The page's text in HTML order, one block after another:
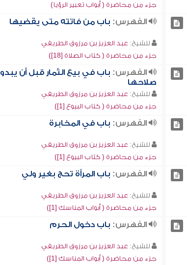
جزء من محاضرة ( أبواب تعبير الرؤيا)
الفهرس: باب من فاتته متى يقضيها
للشيخ: عبد العزيز بن مرزوق الطريفي
جزء من محاضرة ( كتاب الصلاة [18])
الفهرس: باب في بيع الثمار قبل أن يبدو
صلاحها
للشيخ: عبد العزيز بن مرزوق الطريفي
جزء من محاضرة ( كتاب البيوع [1])
الفهرس: باب في المخابرة
للشيخ: عبد العزيز بن مرزوق الطريفي
جزء من محاضرة ( كتاب البيوع [1])
الفهرس: باب المرأة تحج بغير ولي
للشيخ: عبد العزيز بن مرزوق الطريفي
جزء من محاضرة ( أبواب المناسك [1])
الفهرس: باب دخول الحرم
للشيخ: عبد العزيز بن مرزوق الطريفي
جزء من محاضرة ( أبواب المناسك [1])